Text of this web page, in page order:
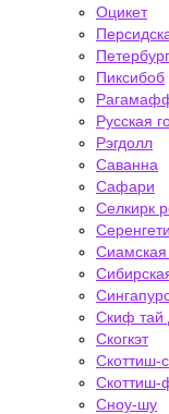
Оцикет
Пиксибоб
Русская
Рэгдолл
Саванна
Сафари
Селкирк
Серенгети
Сиамская
Скиф тай
Скогкэт
Скоттиш-
Скоттиш-
Сноу-шу